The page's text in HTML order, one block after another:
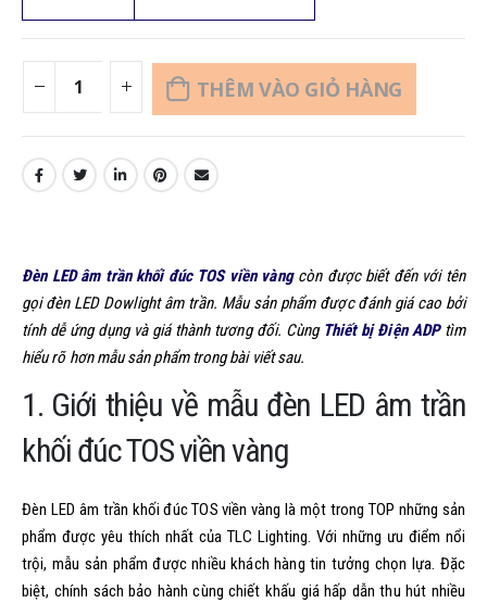
THÊM VÀO GIỎ HÀNG
Đèn LED âm trần khối đúc TOS viền vàngcòn được biết đến với tên
gọi đèn LED Dowlight âm trần. Mẫu sản phẩm được đánh giá cao bởi
tính dễ ứng dụng và giá thành tương đối. Cùng Thiết bị Điện ADPtìm
hiểu rõ hơn mẫu sản phẩm trong bài viết sau.
1. Giới thiệu về mẫu đèn LED âm trần
khối đúc TOS viền vàng
Đèn LED âm trần khối đúc TOS viền vàng là một trong TOP những sản
phẩm được yêu thích nhất của TLC Lighting. Với những ưu điểm nổi
trội, mẫu sản phẩm được nhiều khách hàng tin tưởng chọn lựa. Đặc
biệt, chính sách bảo hành cùng chiết khấu giá hấp dẫn thu hút nhiều